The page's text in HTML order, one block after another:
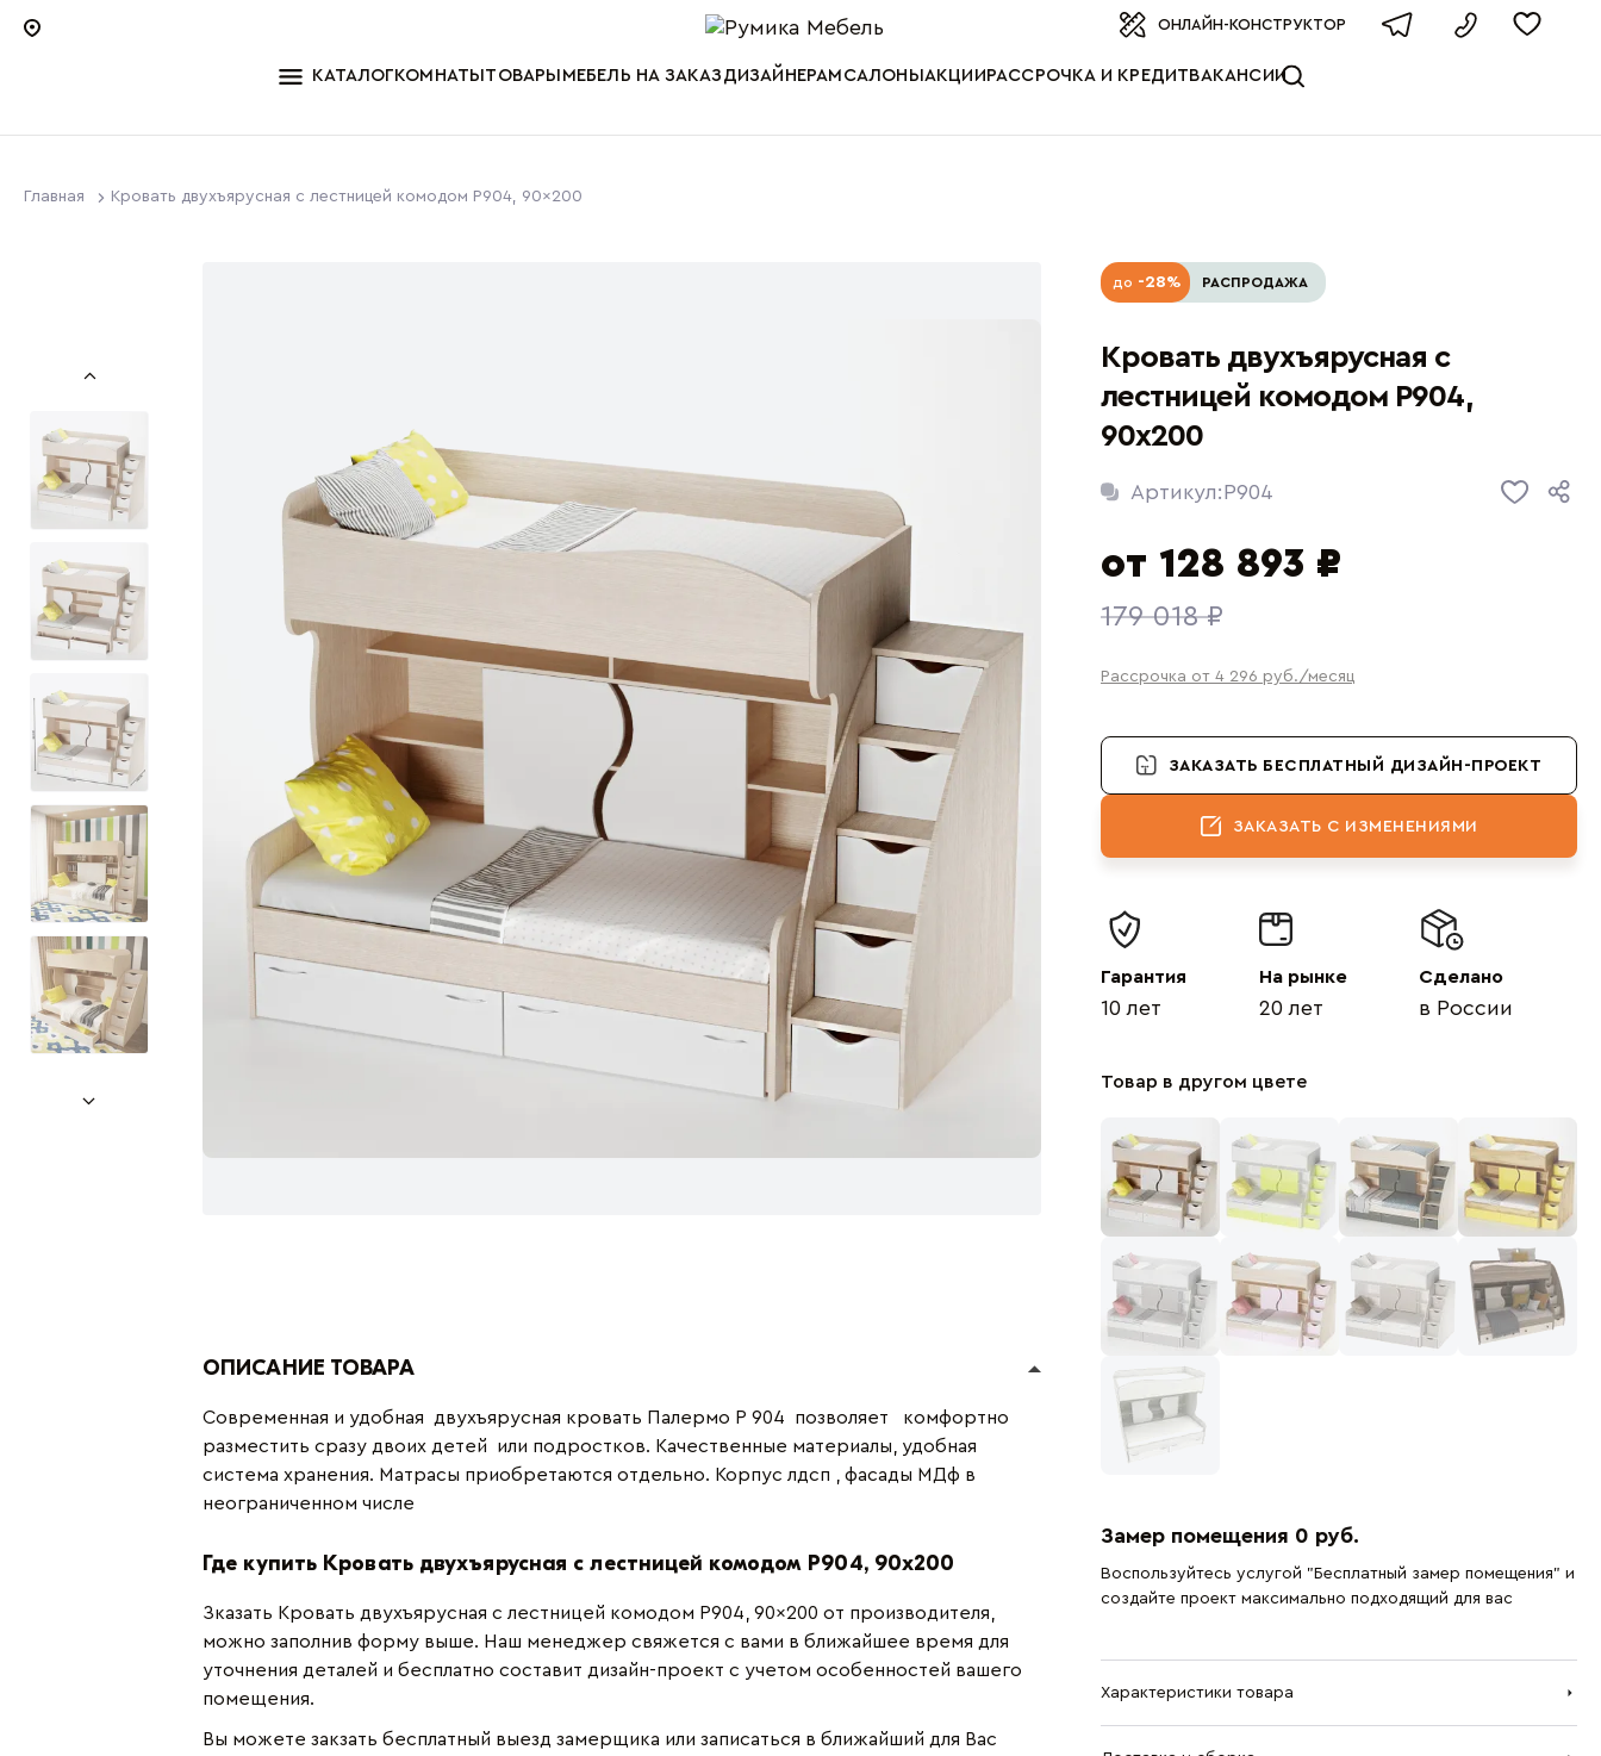
Мебель от производителяОНЛАЙН-КОНСТРУКТОР
КАТАЛОГ КОМНАТЫ ТОВАРЫ МЕБЕЛЬ НА ЗАКАЗ ДИЗАЙНЕРАМ САЛОНЫ АКЦИИ РАССРОЧКА И КРЕДИТ ВАКАНСИИ
Главная Кровать двухъярусная с лестницей комодом P904, 90x200
ОПИСАНИЕ ТОВАРА
Современная и удобная двухъярусная кровать Палермо Р 904 позволяет комфортно
разместить сразу двоих детей или подростков. Качественные материалы, удобная
система хранения. Матрасы приобретаются отдельно. Корпус лдсп , фасады МДф в
неограниченном числе
Где купить Кровать двухъярусная с лестницей комодом P904, 90x200
Зказать Кровать двухъярусная с лестницей комодом P904, 90x200 от производителя,
можно заполнив форму выше. Наш менеджер свяжется с вами в ближайшее время для
уточнения деталей и бесплатно составит дизайн-проект с учетом особенностей вашего
помещения.
Вы можете закзать бесплатный выезд замерщика или записаться в ближайший для Вас
до -28% РАСПРОДАЖА
Кровать двухъярусная с
лестницей комодом P904,
90x200
Артикул:P904
от 128 893 ₽
179 018 ₽
Рассрочка от 4 296 руб./месяц
ЗАКАЗАТЬ БЕСПЛАТНЫЙ ДИЗАЙН-ПРОЕКТ
ЗАКАЗАТЬ С ИЗМЕНЕНИЯМИ
Гарантия
10 лет
На рынке
20 лет
Сделано
в России
Товар в другом цвете
Замер помещения 0 руб.
Воспользуйтесь услугой "Бесплатный замер помещения" и
создайте проект максимально подходящий для вас
Характеристики товара